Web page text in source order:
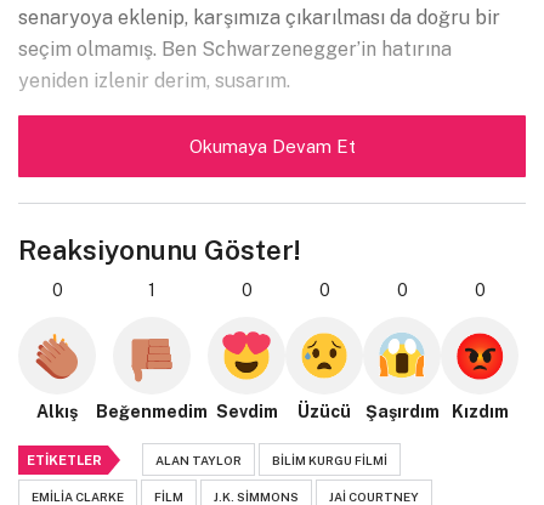
senaryoya eklenip, karşımıza çıkarılması da doğru bir
seçim olmamış. Ben Schwarzenegger’in hatırına
yeniden izlenir derim, susarım.
Okumaya Devam Et
Reaksiyonunu Göster!
0
Alkış
1
Beğenmedim
0
Sevdim
0
Üzücü
0
Şaşırdım
0
Kızdım
ETIKETLER ALAN TAYLOR BILIM KURGU FILMI
EMILIA CLARKE FILM J.K. SIMMONS JAI COURTNEY